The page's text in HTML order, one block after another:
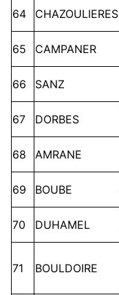
64 CHAZOULIERES
65 CAMPANER
66 SANZ
67 DORBES
68 AMRANE
69 BOUBE
70 DUHAMEL
71 BOULDOIRE